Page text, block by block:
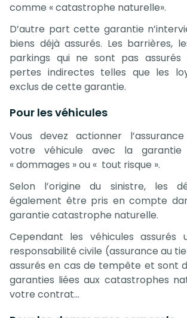
comme « catastrophe naturelle».
D’autre part cette garantie
biens déjà assurés. Les barrières,
parkings qui ne sont pas
pertes indirectes telles que les
exclus de cette garantie.
Pour les véhicules
Vous devez actionner
votre véhicule avec la garantie
« dommages » ou « tout risque ».
Selon l’origine du sinistre, les
également être pris en compte
garantie catastrophe naturelle.
Cependant les véhicules assurés
responsabilité civile (assurance au
assurés en cas de tempête et sont
garanties liées aux catastrophes
votre contrat…